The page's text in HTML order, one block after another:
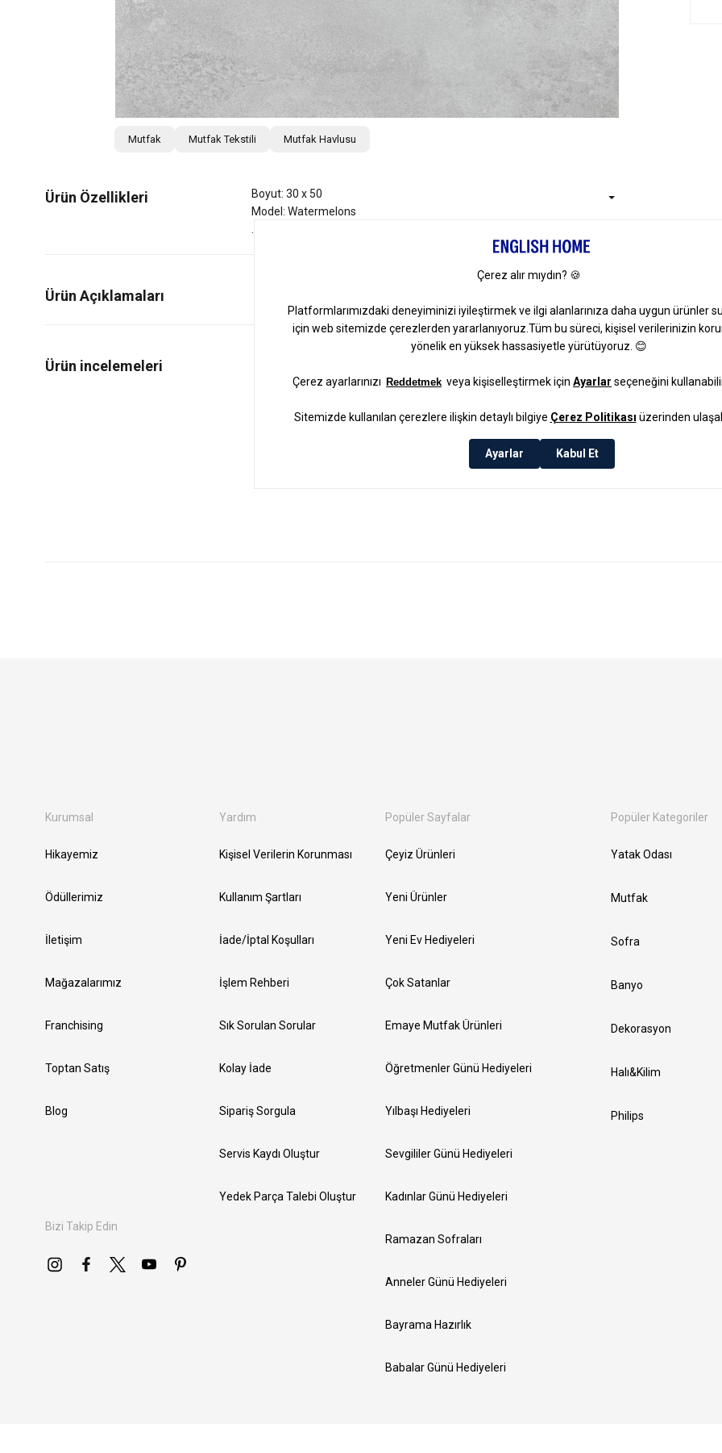
Mutfak Mutfak Tekstili Mutfak Havlusu
Ürün Özellikleri
Boyut: 30 x 50
Model: Watermelons
Ürün Açıklamaları
Kurumsal
Hikayemiz
Ödüllerimiz
İletişim
Mağazalarımız
Franchising
Toptan Satış
Blog
Bizi Takip Edin
Yardım
Kişisel Verilerin Korunması
Kullanım Şartları
İade/İptal Koşulları
İşlem Rehberi
Sık Sorulan Sorular
Kolay İade
Sipariş Sorgula
Servis Kaydı Oluştur
Yedek Parça Talebi Oluştur
Popüler Sayfalar
Çeyiz Ürünleri
Yeni Ürünler
Yeni Ev Hediyeleri
Çok Satanlar
Emaye Mutfak Ürünleri
Öğretmenler Günü Hediyeleri
Yılbaşı Hediyeleri
Sevgililer Günü Hediyeleri
Kadınlar Günü Hediyeleri
Ramazan Sofraları
Anneler Günü Hediyeleri
Bayrama Hazırlık
Babalar Günü Hediyeleri
Popüler Kategoriler
Yatak Odası
Mutfak
Sofra
Banyo
Dekorasyon
Halı&Kilim
Philips